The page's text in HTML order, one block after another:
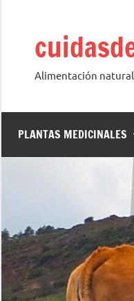
contenido
Alimentación natural
PLANTAS MEDICINALES